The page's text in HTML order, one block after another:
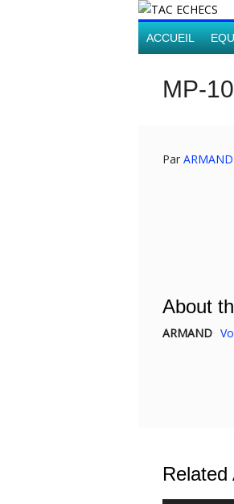
ACCUEIL
MP-
Par ARMAND
About
ARMAND
Related